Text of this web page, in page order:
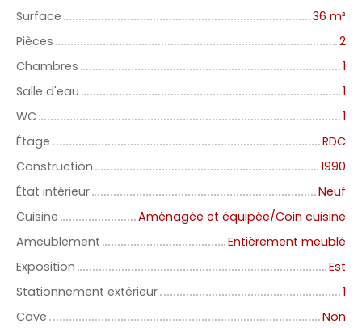
Surface
36 m²
Pièces
2
Chambres
1
Salle d'eau
1
WC
1
Étage
RDC
Construction
1990
État intérieur
Neuf
Cuisine
Aménagée et équipée/Coin cuisine
Ameublement
Entièrement meublé
Exposition
Est
Stationnement extérieur
1
Cave
Non